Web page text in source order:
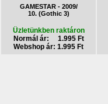
GAMESTAR - 2009/
10. (Gothic 3)
Üzletünkben raktáron
Normál ár: 1.995 Ft
Webshop ár: 1.995 Ft